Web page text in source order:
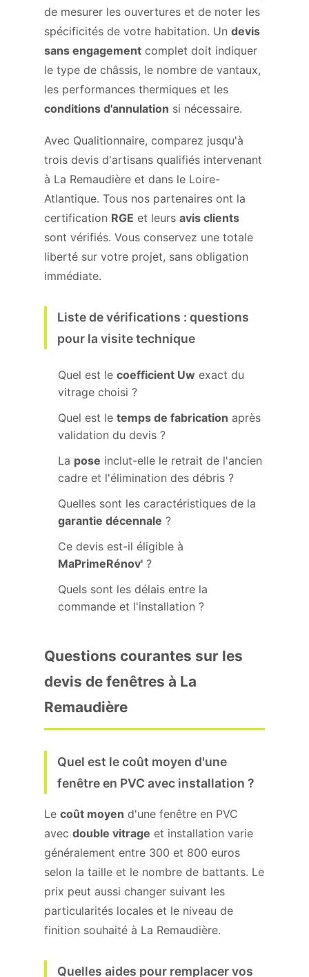
de mesurer les ouvertures et de noter les
spécificités de votre habitation. Un devis
sans engagement complet doit indiquer
le type de châssis, le nombre de vantaux,
les performances thermiques et les
conditions d'annulation si nécessaire.
Avec Qualitionnaire, comparez jusqu'à
trois devis d'artisans qualifiés intervenant
à La Remaudière et dans le Loire-
Atlantique. Tous nos partenaires ont la
certification RGE et leurs avis clients
sont vérifiés. Vous conservez une totale
liberté sur votre projet, sans obligation
immédiate.
Liste de vérifications : questions
pour la visite technique
Quel est le coefficient Uw exact du
vitrage choisi ?
Quel est le temps de fabrication après
validation du devis ?
La pose inclut-elle le retrait de l'ancien
cadre et l'élimination des débris ?
Quelles sont les caractéristiques de la
garantie décennale ?
Ce devis est-il éligible à
MaPrimeRénov' ?
Quels sont les délais entre la
commande et l'installation ?
Questions courantes sur les
devis de fenêtres à La
Remaudière
Quel est le coût moyen d'une
fenêtre en PVC avec installation ?
Le coût moyen d'une fenêtre en PVC
avec double vitrage et installation varie
généralement entre 300 et 800 euros
selon la taille et le nombre de battants. Le
prix peut aussi changer suivant les
particularités locales et le niveau de
finition souhaité à La Remaudière.
Quelles aides pour remplacer vos